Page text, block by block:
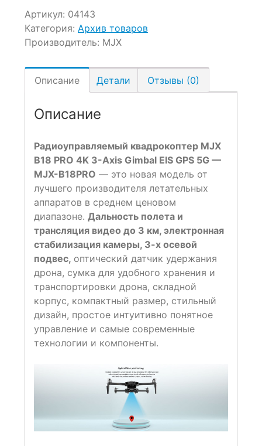
Артикул: 04143
Категория: Архив товаров
Производитель: MJX
Описание Детали Отзывы (0)
Описание
Радиоуправляемый квадрокоптер MJX
B18 PRO 4K 3-Axis Gimbal EIS GPS 5G —
MJX-B18PRO — это новая модель от
лучшего производителя летательных
аппаратов в среднем ценовом
диапазоне. Дальность полета и
трансляция видео до 3 км, электронная
стабилизация камеры, 3-х осевой
подвес, оптический датчик удержания
дрона, сумка для удобного хранения и
транспортировки дрона, складной
корпус, компактный размер, стильный
дизайн, простое интуитивно понятное
управление и самые современные
технологии и компоненты.